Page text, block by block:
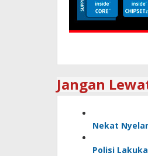
Jangan
Nekat
Polisi